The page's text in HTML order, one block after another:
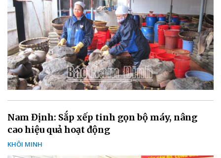
Nam Định: Sắp xếp tinh gọn bộ máy, nâng
cao hiệu quả hoạt động
KHÔI MINH